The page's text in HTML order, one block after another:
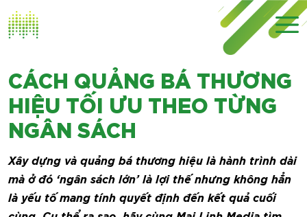
CÁCH QUẢNG BÁ THƯƠNG
HIỆU TỐI ƯU THEO TỪNG
NGÂN SÁCH
Xây dựng và quảng bá thương hiệu là hành trình dài
mà ở đó ‘ngân sách lớn’ là lợi thế nhưng không hẳn
là yếu tố mang tính quyết định đến kết quả cuối